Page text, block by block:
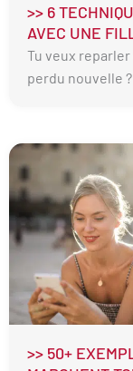
>> 6
AVEC UNE
Tu veux
perdu nouvelle
>> 50+